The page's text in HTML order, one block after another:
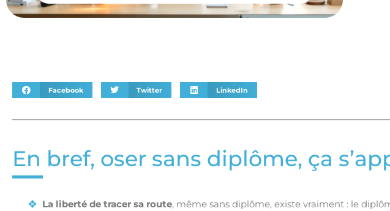
Facebook Twitter LinkedIn
En bref, oser sans diplôme, ça
La liberté de tracer sa route, même sans diplôme, existe vraiment : le